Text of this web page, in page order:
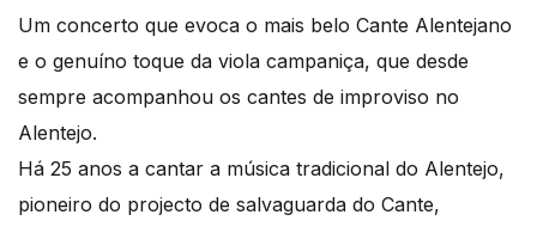
Um concerto que evoca o mais belo Cante Alentejano
e o genuíno toque da viola campaniça, que desde
sempre acompanhou os cantes de improviso no
Alentejo.
Há 25 anos a cantar a música tradicional do Alentejo,
pioneiro do projecto de salvaguarda do Cante,